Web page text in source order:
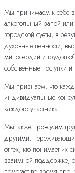
Мы принимаем к себе
алкогольный запой
городской суеты, в
духовные ценности,
милосердии и
собственные поступки
Мы признаем, что
индивидуальные
каждого участника.
Мы также проводим
другими,
от тех, кто понимает их
взаимной поддержке,